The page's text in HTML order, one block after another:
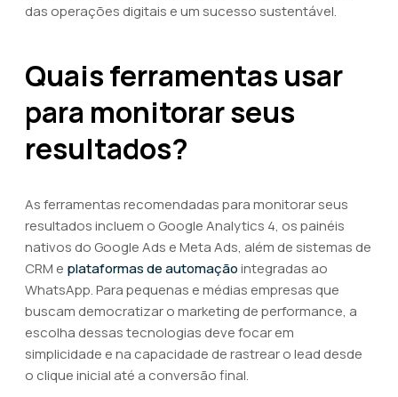
das operações digitais e um sucesso sustentável.
Quais ferramentas usar
para monitorar seus
resultados?
As ferramentas recomendadas para monitorar seus
resultados incluem o Google Analytics 4, os painéis
nativos do Google Ads e Meta Ads, além de sistemas de
CRM e plataformas de automaçãointegradas ao
WhatsApp. Para pequenas e médias empresas que
buscam democratizar o marketing de performance, a
escolha dessas tecnologias deve focar em
simplicidade e na capacidade de rastrear o lead desde
o clique inicial até a conversão final.